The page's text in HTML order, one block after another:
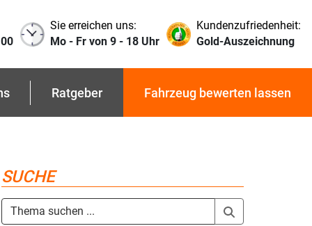
Sie erreichen uns:
Mo - Fr von 9 - 18 Uhr
Kundenzufriedenheit:
Gold-Auszeichnung
Ratgeber Fahrzeug bewerten lassen
SUCHE